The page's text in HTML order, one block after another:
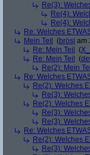
Re(3):
Re(4):
Re(4):
Re: Welches
Mein Teil
(brösl am
Re: Mein Teil
(
Re: Mein Teil
(
Re(2): Mein Teil
Re: Welches
Re(2): Welches
Re(3):
Re(2): Welches
Re(3):
Re(3):
Re: Welches
Re(2): Welches
Re(3):